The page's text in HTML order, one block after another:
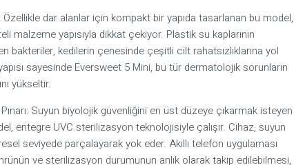
Özellikle dar alanlar için kompakt bir yapıda tasarlanan bu model,
malzeme yapısıyla dikkat çekiyor. Plastik su kaplarının
bakteriler, kedilerin çenesinde çeşitli cilt rahatsızlıklarına yol
sayesinde Eversweet 5 Mini, bu tür dermatolojik sorunların
yükseltir.
Suyun biyolojik güvenliğini en üst düzeye çıkarmak isteyen
entegre UVC sterilizasyon teknolojisiyle çalışır. Cihaz, suyun
seviyede parçalayarak yok eder. Akıllı telefon uygulaması
ve sterilizasyon durumunun anlık olarak takip edilebilmesi,